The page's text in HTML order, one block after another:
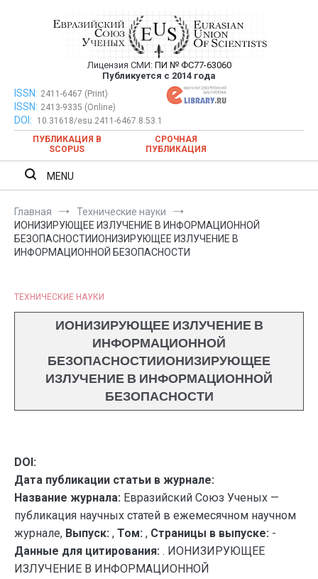
Евразийский Союз Ученых —
публикация научных статей в
ежемесячном научном журнале
Лицензия СМИ: ПИ № ФС77-63060
Публикуется с 2014 года
Евразийский Союз Ученых — публикация научных статей в
ежемесячном научном журнале
ISSN: 2411-6467 (Print)
ISSN: 2413-9335 (Online)
DOI:
10.31618/esu.2411-6467.8.53.1
ПУБЛИКАЦИЯ В
SCOPUS
СРОЧНАЯ
ПУБЛИКАЦИЯ
MENU
Главная
Технические науки
ИОНИЗИРУЮЩЕЕ ИЗЛУЧЕНИЕ В ИНФОРМАЦИОННОЙ
БЕЗОПАСНОСТИИОНИЗИРУЮЩЕЕ ИЗЛУЧЕНИЕ В
ИНФОРМАЦИОННОЙ БЕЗОПАСНОСТИ
ТЕХНИЧЕСКИЕ НАУКИ
ИОНИЗИРУЮЩЕЕ ИЗЛУЧЕНИЕ В
ИНФОРМАЦИОННОЙ
БЕЗОПАСНОСТИИОНИЗИРУЮЩЕЕ
ИЗЛУЧЕНИЕ В ИНФОРМАЦИОННОЙ
БЕЗОПАСНОСТИ
DOI:
Дата публикации статьи в журнале:
Название журнала: Евразийский Союз Ученых —
публикация научных статей в ежемесячном научном
журнале, Выпуск: , Том: , Страницы в выпуске: -
Данные для цитирования: . ИОНИЗИРУЮЩЕЕ
ИЗЛУЧЕНИЕ В ИНФОРМАЦИОННОЙ